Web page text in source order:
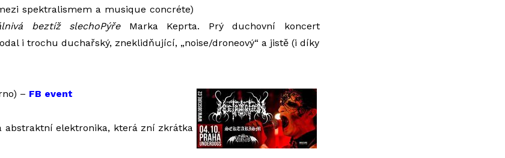
spektralismem a musique concréte)
beztíž slechoPýřeMarka Keprta. Prý duchovní koncert
i trochu duchařský, zneklidňující, „noise/droneový“ a jistě (i díky
– FB event
abstraktní elektronika, která zní zkrátka